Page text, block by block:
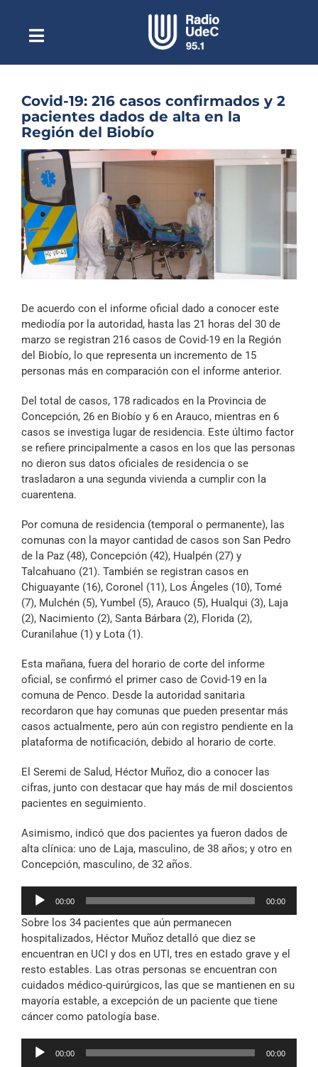
contenidoToggle
NavigationEscuchar Radio UdeC en vivo
Quiénes Somos
Programación
Podcast
Reportajes
Columnas
Música Clásica
Especiales
Archivo Sonoro
Covid-19: 216 casos confirmados y 2
pacientes dados de alta en la
Región del Biobío
Ver
imagen
más
grande
De acuerdo con el informe oficial dado a conocer este
mediodía por la autoridad, hasta las 21 horas del 30 de
marzo se registran 216 casos de Covid-19 en la Región
del Biobío, lo que representa un incremento de 15
personas más en comparación con el informe anterior.
Del total de casos, 178 radicados en la Provincia de
Concepción, 26 en Biobío y 6 en Arauco, mientras en 6
casos se investiga lugar de residencia. Este último factor
se refiere principalmente a casos en los que las personas
no dieron sus datos oficiales de residencia o se
trasladaron a una segunda vivienda a cumplir con la
cuarentena.
Por comuna de residencia (temporal o permanente), las
comunas con la mayor cantidad de casos son San Pedro
de la Paz (48), Concepción (42), Hualpén (27) y
Talcahuano (21). También se registran casos en
Chiguayante (16), Coronel (11), Los Ángeles (10), Tomé
(7), Mulchén (5), Yumbel (5), Arauco (5), Hualqui (3), Laja
(2), Nacimiento (2), Santa Bárbara (2), Florida (2),
Curanilahue (1) y Lota (1).
Esta mañana, fuera del horario de corte del informe
oficial, se confirmó el primer caso de Covid-19 en la
comuna de Penco. Desde la autoridad sanitaria
recordaron que hay comunas que pueden presentar más
casos actualmente, pero aún con registro pendiente en la
plataforma de notificación, debido al horario de corte.
El Seremi de Salud, Héctor Muñoz, dio a conocer las
cifras, junto con destacar que hay más de mil doscientos
pacientes en seguimiento.
Asimismo, indicó que dos pacientes ya fueron dados de
alta clínica: uno de Laja, masculino, de 38 años; y otro en
Concepción, masculino, de 32 años.
Reproductor
audio
00:00 00:00
Sobre los 34 pacientes que aún permanecen
hospitalizados, Héctor Muñoz detalló que diez se
encuentran en UCI y dos en UTI, tres en estado grave y el
resto estables. Las otras personas se encuentran con
cuidados médico-quirúrgicos, las que se mantienen en su
mayoría estable, a excepción de un paciente que tiene
cáncer como patología base.
Reproductor
00:00 00:00